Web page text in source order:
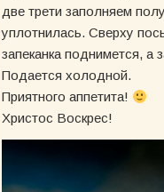
две трети заполняем
уплотнилась. Сверху
запеканка поднимется, а
Подается холодной.
Приятного аппетита!
Христос Воскрес!